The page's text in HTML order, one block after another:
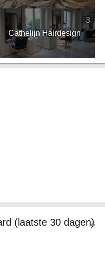
3
Cathelijn Hairdesign
(laatste 30 dagen)